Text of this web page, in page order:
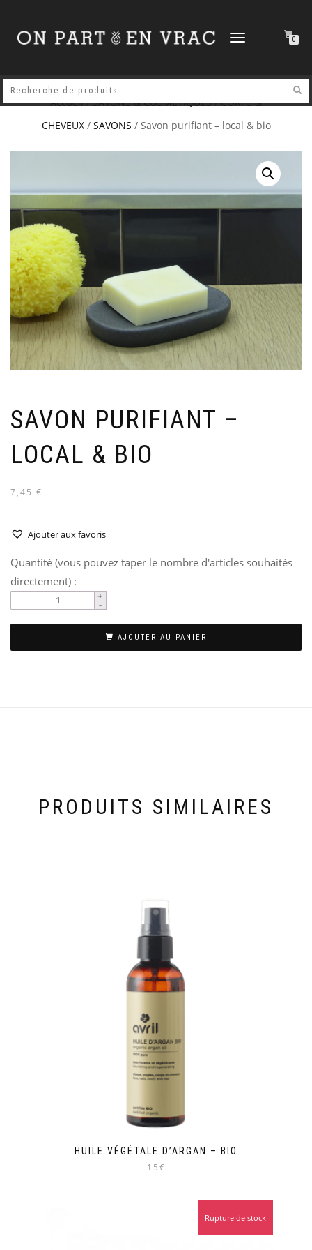
DÉPLIER
0
Accueil/SAVONS & COSMETIQUES/CORPS &
CHEVEUX/ SAVONS / Savon purifiant – local & bio
SAVON PURIFIANT –
LOCAL & BIO
7,45 €
Ajouter aux favoris
Quantité (vous pouvez taper le nombre d'articles souhaités
directement) :
AJOUTER AU PANIER
PRODUITS SIMILAIRES
HUILE VÉGÉTALE D’ARGAN – BIO
15€
Rupture de stock